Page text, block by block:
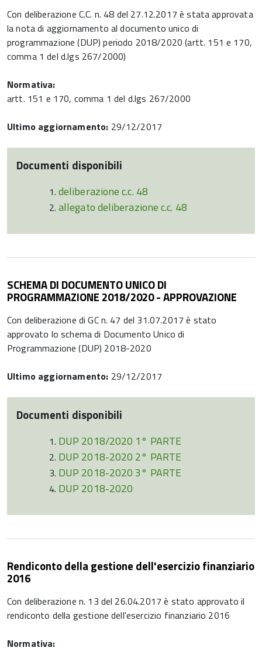
Con deliberazione C.C. n. 48 del 27.12.2017 è stata approvata
la nota di aggiornamento al documento unico di
programmazione (DUP) periodo 2018/2020 (artt. 151 e 170,
comma 1 del d.lgs 267/2000)
Normativa:
artt. 151 e 170, comma 1 del d.lgs 267/2000
Ultimo aggiornamento: 29/12/2017
Documenti disponibili
deliberazione c.c. 48
allegato deliberazione c.c. 48
SCHEMA DI DOCUMENTO UNICO DI
PROGRAMMAZIONE 2018/2020 - APPROVAZIONE
Con deliberazione di GC n. 47 del 31.07.2017 è stato
approvato lo schema di Documento Unico di
Programmazione (DUP) 2018-2020
Ultimo aggiornamento: 29/12/2017
Documenti disponibili
DUP 2018/2020 1° PARTE
DUP 2018-2020 2° PARTE
DUP 2018-2020 3° PARTE
DUP 2018-2020
Rendiconto della gestione dell'esercizio finanziario
2016
Con deliberazione n. 13 del 26.04.2017 è stato approvato il
rendiconto della gestione dell'esercizio finanziario 2016
Normativa: